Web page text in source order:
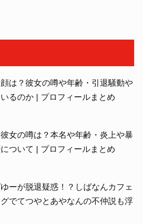
は？彼女の噂や年齢・引退騒動や
るのか | プロフィールまとめ
女の噂は？本名や年齢・炎上や暴
ついて | プロフィールまとめ
ーが脱退疑惑！？しばなんカフェ
でてつやとあやなんの不仲説も浮